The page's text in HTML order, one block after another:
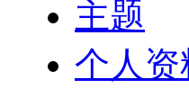
主题
个人资